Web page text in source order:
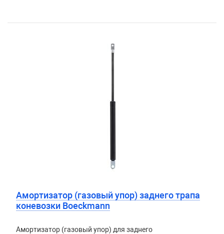
Амортизатор (газовый упор) заднего трапа
коневозки Boeckmann
Амортизатор (газовый упор) для заднего